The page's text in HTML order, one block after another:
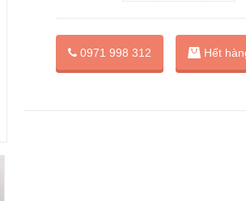
0971 998 312 Hết